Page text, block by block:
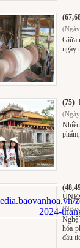
Giữa
ngày
(75)-
hóa
đầu